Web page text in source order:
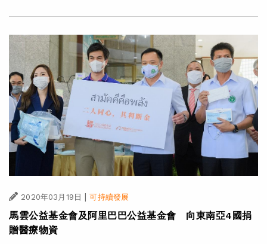
2020年03月19日 | 可持續發展
馬雲公益基金會及阿里巴巴公益基金會 向東南亞4國捐
贈醫療物資